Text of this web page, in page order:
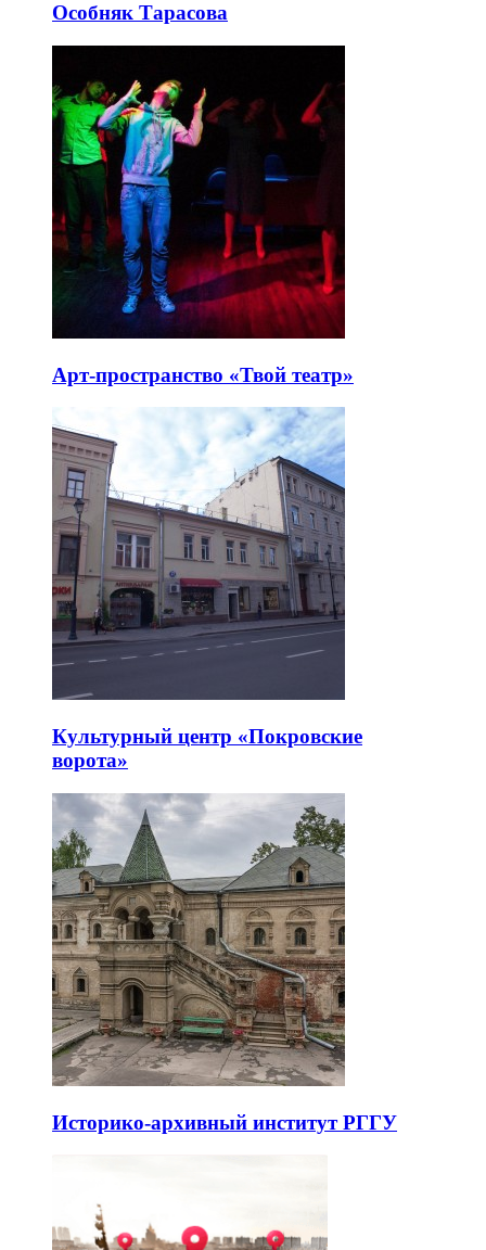
Особняк Тарасова
Арт-пространство «Твой театр»
Культурный центр «Покровские
ворота»
Историко-архивный институт РГГУ